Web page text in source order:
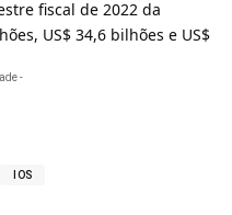
fiscal de 2022 da
US$ 34,6 bilhões e US$
-
IOS